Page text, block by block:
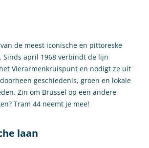
de meest iconische en pittoreske
Sinds april 1968 verbindt de lijn
Vierarmenkruispunt en nodigt ze uit
geschiedenis, groen en lokale
Zin om Brussel op een andere
Tram 44 neemt je mee!
laan